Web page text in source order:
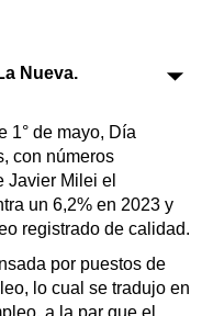
Nueva.
1° de mayo, Día
con números
Javier Milei el
un 6,2% en 2023 y
registrado de calidad.
por puestos de
lo cual se tradujo en
a la par que el